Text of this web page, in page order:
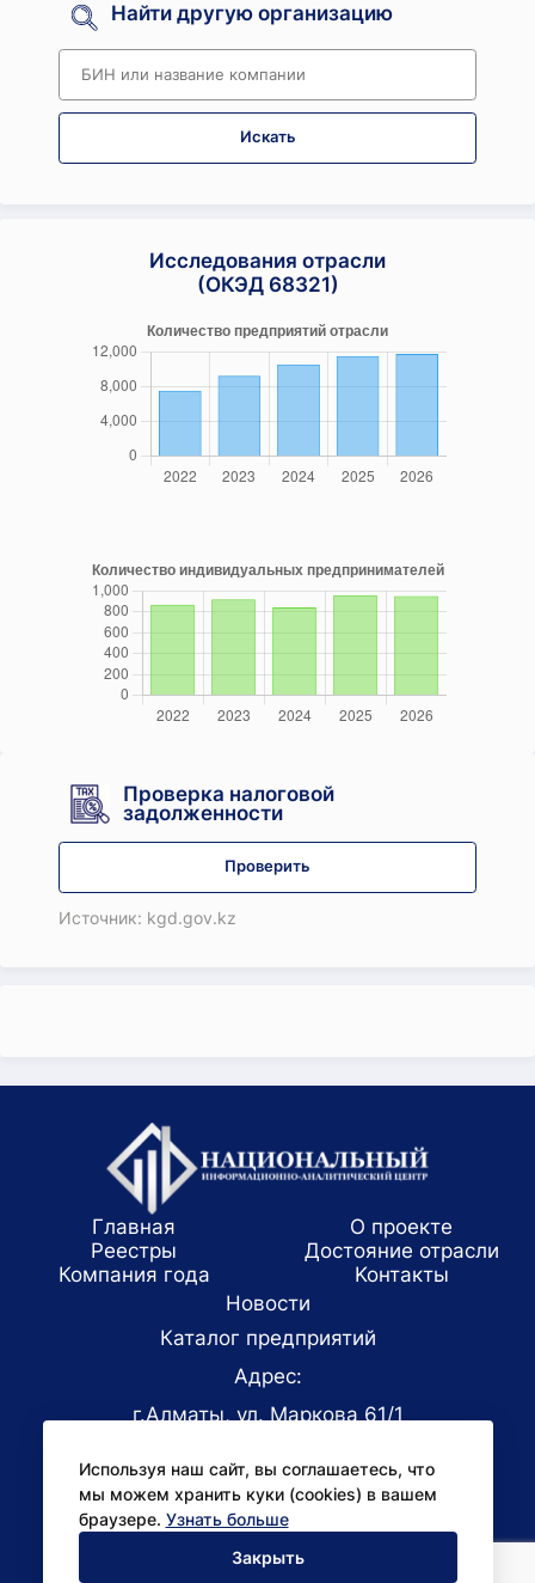
Найти другую организацию
Искать
Исследования отрасли
(ОКЭД 68321)
Проверка налоговой
задолженности
Проверить
Источник: kgd.gov.kz
Используя наш сайт, вы соглашаетесь, что
мы можем хранить куки (cookies) в вашем
браузере. Узнать больше
Закрыть
Главная
О проекте
Реестры
Достояние отрасли
Компания года
Koнтaкты
Новости
Каталог предприятий
Адрес:
г.Алматы, ул. Маркова 61/1
office@niac.kz
Для СМИ:
pr@niac.kz